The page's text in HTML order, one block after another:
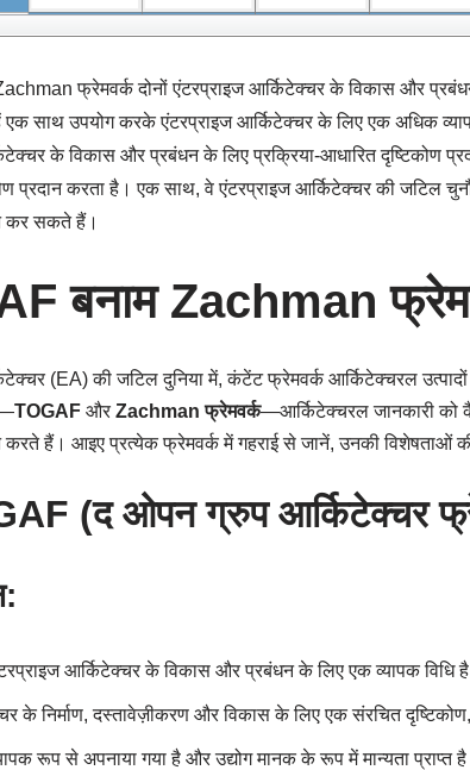
फ्रेमवर्क दोनों एंटरप्राइज आर्किटेक्चर के विकास और
एक साथ उपयोग करके एंटरप्राइज आर्किटेक्चर के लिए एक अधिक
के विकास और प्रबंधन के लिए प्रक्रिया-आधारित दृष्टिकोण
प्रदान करता है। एक साथ, वे एंटरप्राइज आर्किटेक्चर की जटिल
कर सकते हैं।
बनाम Zachman
(EA) की जटिल दुनिया में, कंटेंट फ्रेमवर्क आर्किटेक्चरल
TOGAF और Zachman फ्रेमवर्क—आर्किटेक्चरल जानकारी को
करते हैं। आइए प्रत्येक फ्रेमवर्क में गहराई से जानें, उनकी
(द ओपन ग्रुप आर्किटेक्चर
आर्किटेक्चर के विकास और प्रबंधन के लिए एक व्यापक विधि
के निर्माण, दस्तावेज़ीकरण और विकास के लिए एक संरचित दृष्टिकोण,
रूप से अपनाया गया है और उद्योग मानक के रूप में मान्यता प्राप्त